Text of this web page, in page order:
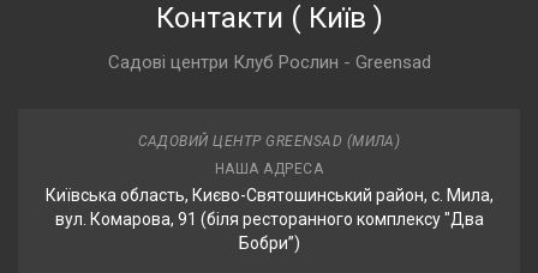
Контакти ( Київ )
Садові центри Клуб Рослин - Greensad
САДОВИЙ ЦЕНТР GREENSAD (МИЛА)
НАША АДРЕСА
Київська область, Києво-Святошинський район, с. Мила,
вул. Комарова, 91 (біля ресторанного комплексу "Два
Бобри”)